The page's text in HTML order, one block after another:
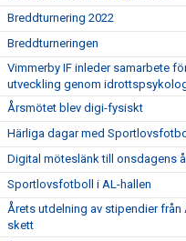
Breddturnering 2022
Breddturneringen
Vimmerby IF inleder samarbete
utveckling genom
Årsmötet blev digi-fysiskt
Härliga dagar med
Digital möteslänk till onsdagens
Sportlovsfotboll i AL-hallen
Årets utdelning av stipendier
skett